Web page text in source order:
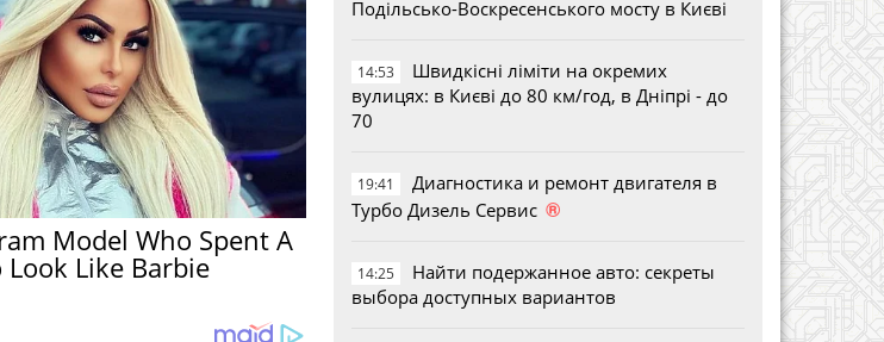
Model Who Spent A
Look Like Barbie
Подільсько-Воскресенського мосту в Києві
14:53
Швидкісні ліміти на окремих
вулицях: в Києві до 80 км/год, в Дніпрі - до
70
19:41
Диагностика и ремонт двигателя в
Турбо Дизель Сервис ®
14:25
Найти подержанное авто: секреты
выбора доступных вариантов